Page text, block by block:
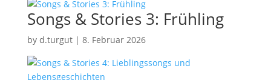
Songs & Stories 3: Frühling
by d.turgut| 8. Februar 2026